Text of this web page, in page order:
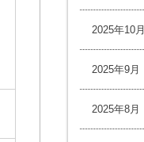
2025年10月
2025年9月
2025年8月